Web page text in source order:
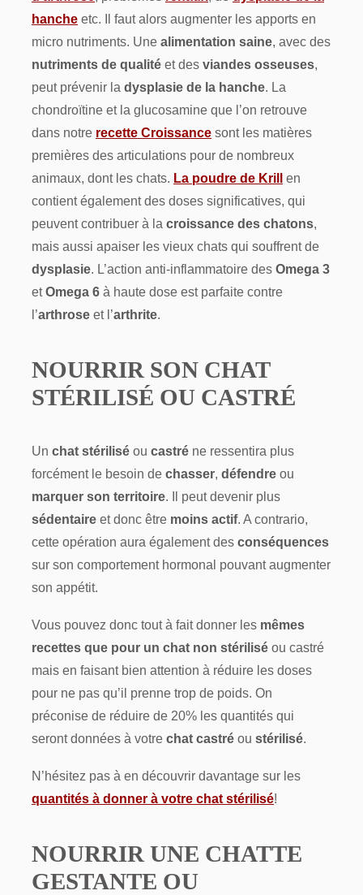
hanche etc. Il faut alors augmenter les apports en
micro nutriments. Une alimentation saine, avec des
nutriments de qualité et des viandes osseuses,
peut prévenir la dysplasie de la hanche. La
chondroïtine et la glucosamine que l’on retrouve
dans notre recette Croissance sont les matières
premières des articulations pour de nombreux
animaux, dont les chats. La poudre de Krill
en
contient également des doses significatives, qui
peuvent contribuer à la croissance des chatons,
mais aussi apaiser les vieux chats qui souffrent de
dysplasie. L’action anti-inflammatoire des Omega 3
etOmega 6 à haute dose est parfaite contre
l’arthrose et l’arthrite.
NOURRIR SON CHAT
STÉRILISÉ OU CASTRÉ
Un chat stérilisé ou castré ne ressentira plus
forcément le besoin de chasser, défendre ou
marquer son territoire. Il peut devenir plus
sédentaire et donc être moins actif. A contrario,
cette opération aura également des conséquences
sur son comportement hormonal pouvant augmenter
son appétit.
Vous pouvez donc tout à fait donner les mêmes
recettes que pour un chat non stérilisé ou castré
mais en faisant bien attention à réduire les doses
pour ne pas qu’il prenne trop de poids. On
préconise de réduire de 20% les quantités qui
seront données à votre chat castré ou stérilisé.
N’hésitez pas à en découvrir davantage sur les
quantités à donner à votre chat stérilisé!
NOURRIR UNE CHATTE
GESTANTE OU